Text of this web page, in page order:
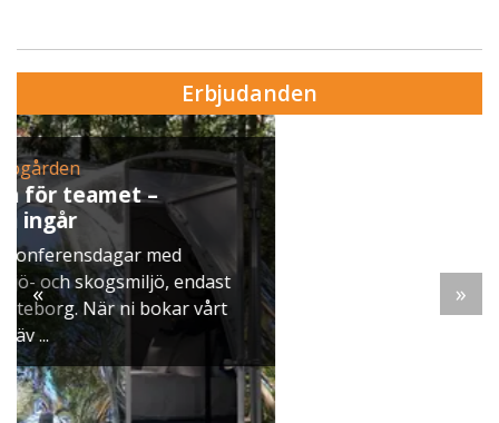
Erbjudanden
Erbjudande från Skytteholm Ekerö
Julbord på Ekerö
När vintern lägger sig över Mälaren dukar vi upp
ett klassiskt svenskt julbord i Skyttegården. Här
möts ni av doften av gran, ljus som brinner stilla
och smaker ...
« »